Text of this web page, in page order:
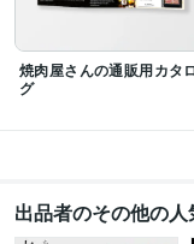
ビジネス・クリエイテ
STUDIO:2年Figma:1年
その他ツール
飲食業界/ ビジネス 不
Web制作・HP作成・EC構
焼肉屋さんの通販用カタ
グ
出品者のその他の